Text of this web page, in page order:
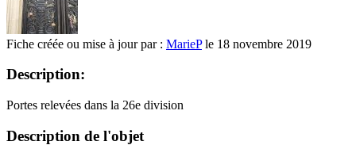
Fiche créée ou mise à jour par : MariePle 18 novembre 2019
Description:
Portes relevées dans la 26e division
Description de l'objet